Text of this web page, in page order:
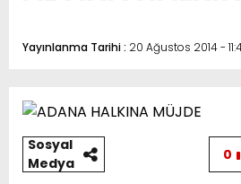
Yayınlanma Tarihi : 20 Ağustos 2014 -
Sosyal
Medya
0